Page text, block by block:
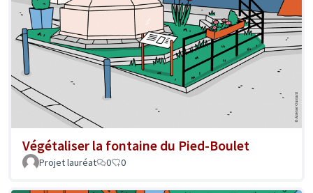
Végétaliser la fontaine du Pied-Boulet
Projet lauréat 0 0